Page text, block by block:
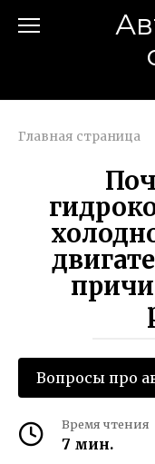
Главная страница
Вопросы про
Время чтения
7 мин.